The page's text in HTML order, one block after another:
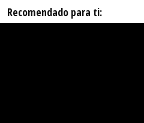
Recomendado para ti: